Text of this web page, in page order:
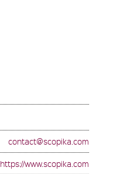
contact@scopika.com
https://www.scopika.com